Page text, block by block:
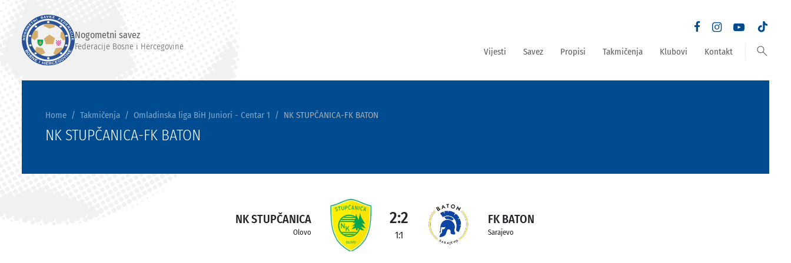
Nogometni savez
Federacije Bosne i Hercegovine Vijesti Savez Propisi Takmičenja Klubovi Kontakt search
Home Takmičenja Omladinska liga BiH Juniori - Centar 1 NK STUPČANICA-FK BATON
NK STUPČANICA-FK BATON
NK STUPČANICA
Olovo
2:2
1:1
FK BATON
Sarajevo